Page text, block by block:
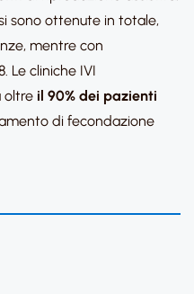
sono ottenute in totale,
mentre con
Le cliniche IVI
oltre il 90% dei pazienti
di fecondazione